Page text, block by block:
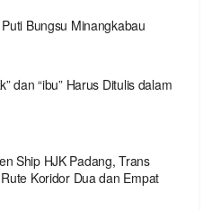
Bungsu Minangkabau
dan “ibu” Harus Ditulis dalam
Ship HJK Padang, Trans
Koridor Dua dan Empat